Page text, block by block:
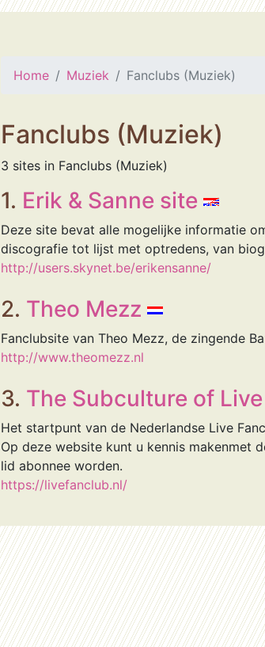
Home Muziek Fanclubs (Muziek)
Fanclubs (Muziek)
3 sites in Fanclubs (Muziek)
1. Erik & Sanne site
Deze site bevat alle mogelijke informatie
discografie tot lijst met optredens, van
http://users.skynet.be/erikensanne/
2. Theo Mezz
Fanclubsite van Theo Mezz, de zingende
http://www.theomezz.nl
3. The Subculture of Live
Het startpunt van de Nederlandse Live
Op deze website kunt u kennis makenmet
lid abonnee worden.
https://livefanclub.nl/